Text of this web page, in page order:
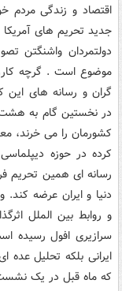
اقتصاد و زندگی مردم
جدید تحریم های
دولتمردان واشنگتن
موضوع است . گرچه
گران و رسانه های
کشورمان را می خرند،
کرده در حوزه
رسانه ای همین تحریم
دنیا و ایران عرضه
و روابط بین الملل
سرازیری افول رسیده
ایرانی بلکه تحلیل عده
که ماه قبل در یک